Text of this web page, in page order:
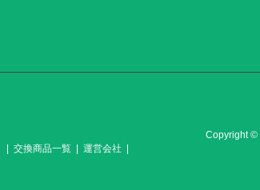
交換商品一覧
運営会社
Copyright©